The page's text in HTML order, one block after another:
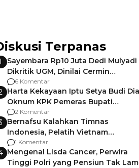
Terpanas
Sayembara Rp10 Juta Dedi Mulyadi
Dikritik UGM, Dinilai Cermin
Gagalnya Negara Jamin Keamanan
6 Komentar
Harta Kekayaan Iptu Setya Budi
Oknum KPK Pemeras Bupati
Pemalang
2 Komentar
Bernafsu Kalahkan Timnas
Indonesia, Pelatih Vietnam
Berencana Pakai Jimat di Pakansari
1 Komentar
Mengenal Lisda Cancer, Perwira
Tinggi Polri yang Pensiun Tak